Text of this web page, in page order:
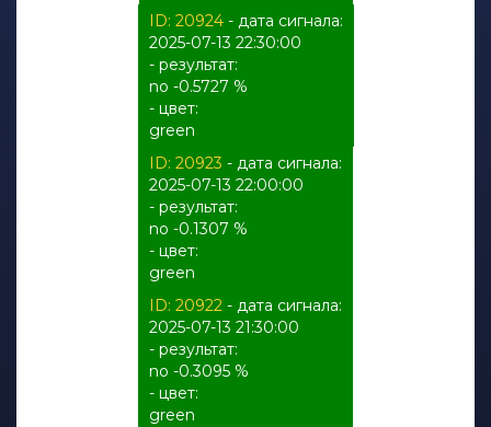
ID: 20924- дата сигнала:
2025-07-13 22:30:00
- результат:
no -0.5727 %
- цвет:
green
ID: 20923 - дата сигнала:
2025-07-13 22:00:00
- результат:
no -0.1307 %
- цвет:
green
ID: 20922 - дата сигнала:
2025-07-13 21:30:00
- результат:
no -0.3095 %
- цвет:
green